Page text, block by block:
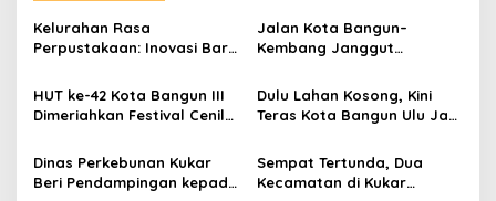
Kelurahan Rasa
Perpustakaan: Inovasi Baru
Bangun
Jalan Kota Bangun–
Kembang Janggut
Tanah Labil
HUT ke-42 Kota Bangun III
Dimeriahkan Festival Cenil
Dulu Lahan Kosong, Kini
Teras Kota Bangun Ulu Jadi
Dinas Perkebunan Kukar
Beri Pendampingan kepada
Sempat Tertunda, Dua
Kecamatan di Kukar